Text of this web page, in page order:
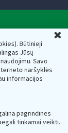
Būtinieji
Jūsų
Savo
naršyklės
informacijos
pagrindines
tinkamai veikti.
el.paštas:
Lietuvos
Juridinių